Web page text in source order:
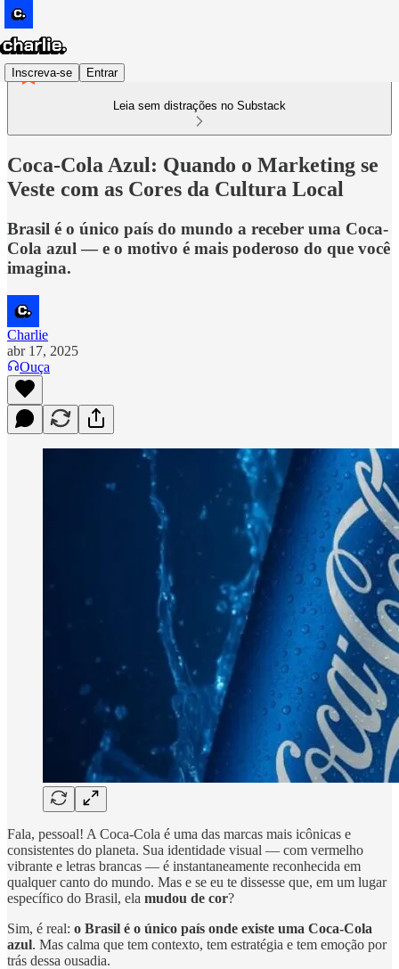
Inscreva-se Entrar
Leia sem distrações no Substack
Coca-Cola Azul: Quando o Marketing se
Veste com as Cores da Cultura Local
Brasil é o único país do mundo a receber uma Coca-
Cola azul — e o motivo é mais poderoso do que você
imagina.
Charlie
abr 17, 2025
Ouça
Fala, pessoal! A Coca-Cola é uma das marcas mais icônicas e
consistentes do planeta. Sua identidade visual — com vermelho
vibrante e letras brancas — é instantaneamente reconhecida em
qualquer canto do mundo. Mas e se eu te dissesse que, em um lugar
específico do Brasil, ela mudou de cor?
Sim, é real: o Brasil é o único país onde existe uma Coca-Cola
azul. Mas calma que tem contexto, tem estratégia e tem emoção por
trás dessa ousadia.